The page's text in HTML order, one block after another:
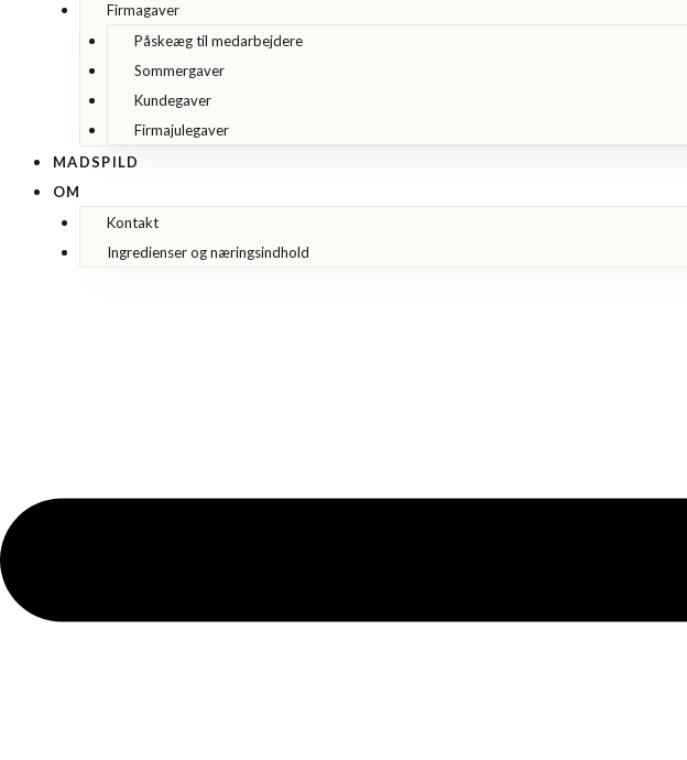
Firmagaver
Påskeæg til medarbejdere
Sommergaver
Kundegaver
Firmajulegaver
MADSPILD
OM
Kontakt
Ingredienser og næringsindhold